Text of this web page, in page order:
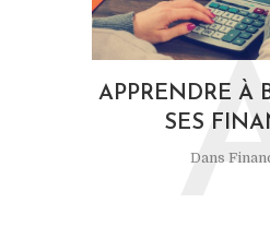
APPRENDRE À
SES
Dans